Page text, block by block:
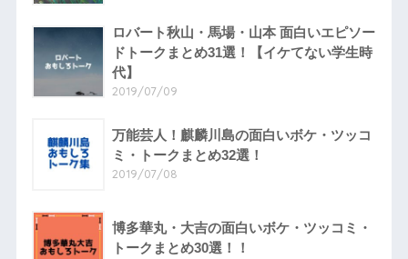
ロバート秋山・馬場・山本 面白いエピソー
ドトークまとめ31選！【イケてない学生時
代】
2019/07/09
万能芸人！麒麟川島の面白いボケ・ツッコ
ミ・トークまとめ32選！
2019/07/08
博多華丸・大吉の面白いボケ・ツッコミ・
トークまとめ30選！！